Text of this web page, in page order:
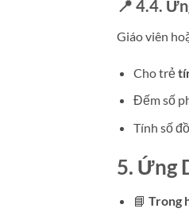
📍 4.4.
Giáo viên
Cho trẻ
Đếm số
Tính số
5. Ứng
📘 Trong